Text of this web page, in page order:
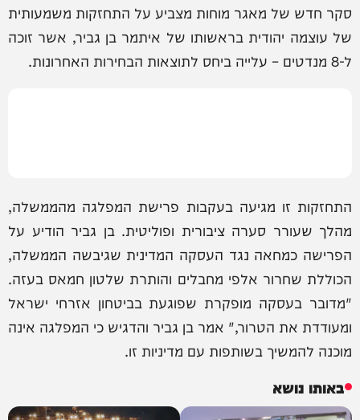
סקר חדש של מאגר מוחות מצביע על התחזקות משמעותית
של עוצמה יהודית בראשותו של איתמר בן גביר, אשר זוכה
ל-8 מנדטים – עלייה ביחס לתוצאות הבחירות האחרונות.
התחזקות זו מגיעה בעקבות פרישת המפלגה מהממשלה,
מהלך שעורר סערה ציבורית ופוליטית. בן גביר הודיע על
הפרישה כמחאה נגד העסקה המדינית שגיבשה הממשלה,
הכוללת שחרור אלפי מחבלים והותרת שלטון חמאס בעזה.
"מדובר בעסקה מופקרת שפוגעת בביטחון אזרחי ישראל
ומעודדת את הטרור," אמר בן גביר והדגיש כי המפלגה אינה
מוכנה להמשיך בשותפות עם מדיניות זו.
באותו נושא